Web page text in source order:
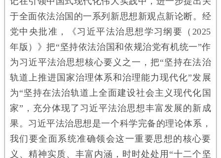
于全面依法治国的一系列新思想新观点新论断。经
党中央批准，《习近平法治思想学习纲要（2025
年版）》把“坚持依法治国和依规治党有机统一”作
为习近平法治思想核心要义之一，把“坚持在法治
轨道上推进国家治理体系和治理能力现代化”发展
为“坚持在法治轨道上全面建设社会主义现代化国
家”，充分体现了习近平法治思想丰富发展的新成
果。习近平法治思想是一个科学完备的理论体系，
我们要全面系统准确领会这一重要思想的核心要
义、精神实质、丰富内涵，时时处处用“十二个坚